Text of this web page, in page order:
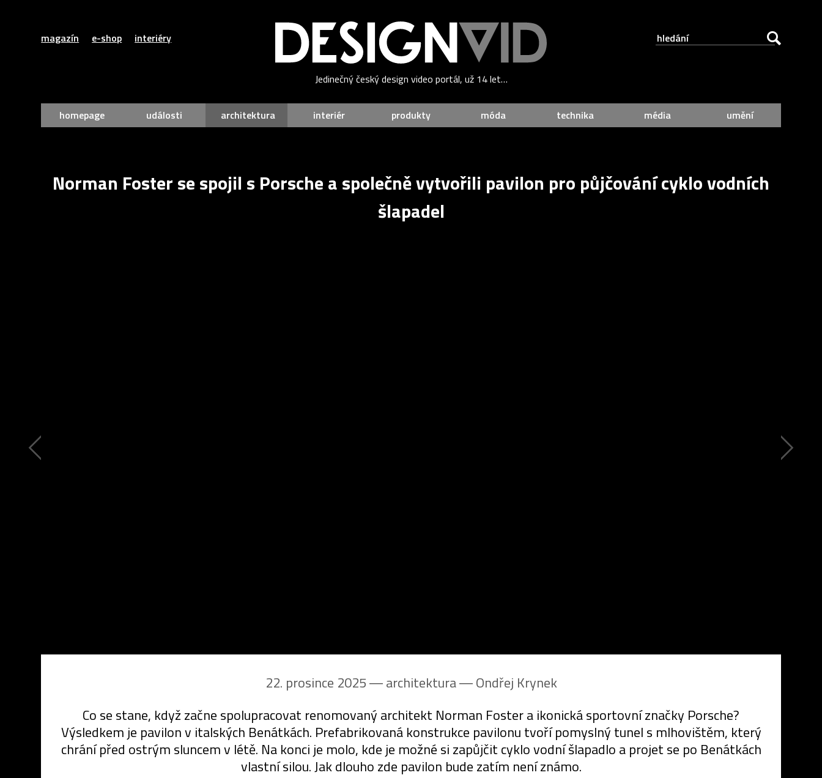
magazín e-shop interiéry
Jedinečný český design video portál, už 14 let…
homepage události architektura interiér produkty móda technika média umění
Norman Foster se spojil s Porsche a společně vytvořili pavilon pro půjčování cyklo vodních
šlapadel
22. prosince 2025 ― architektura ―Ondřej Krynek
Co se stane, když začne spolupracovat renomovaný architekt Norman Foster a ikonická sportovní značky Porsche?
Výsledkem je pavilon v italských Benátkách. Prefabrikovaná konstrukce pavilonu tvoří pomyslný tunel s mlhovištěm, který
chrání před ostrým sluncem v létě. Na konci je molo, kde je možné si zapůjčit cyklo vodní šlapadlo a projet se po Benátkách
vlastní silou. Jak dlouho zde pavilon bude zatím není známo.